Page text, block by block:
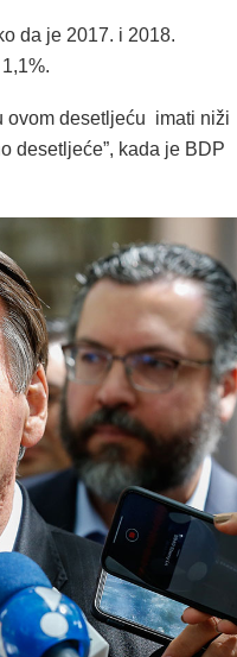
da je 2017. i 2018.
ovom desetljeću imati niži
desetljeće”, kada je BDP